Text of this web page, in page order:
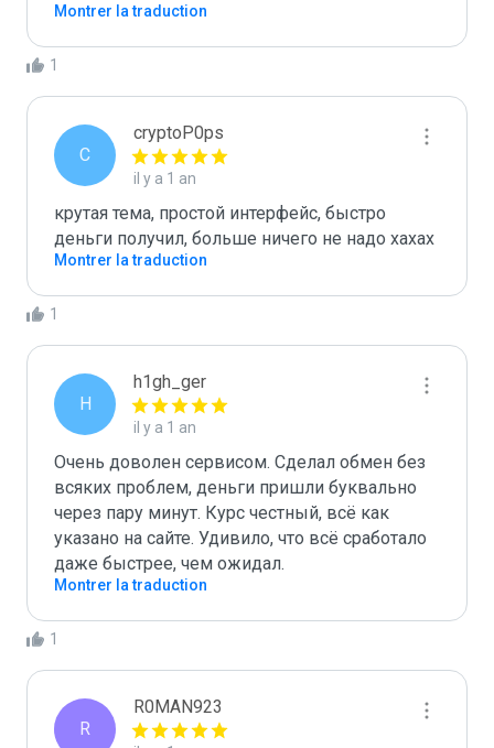
Montrer la traduction
1
C
cryptoP0ps
il y a 1 an
крутая тема, простой интерфейс, быстро
деньги получил, больше ничего не надо хахах
Montrer la traduction
1
H
h1gh_ger
il y a 1 an
Очень доволен сервисом. Сделал обмен без
всяких проблем, деньги пришли буквально
через пару минут. Курс честный, всё как
указано на сайте. Удивило, что всё сработало
даже быстрее, чем ожидал.
Montrer la traduction
1
R
R0MAN923